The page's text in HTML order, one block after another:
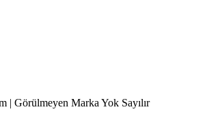
| Görülmeyen Marka Yok Sayılır